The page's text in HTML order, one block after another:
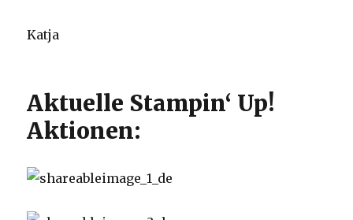
Katja
Aktuelle Stampin‘ Up!
Aktionen: